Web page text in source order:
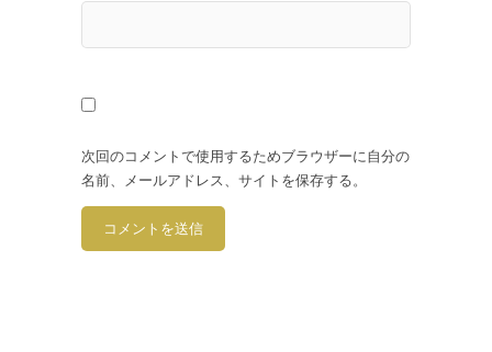
次回のコメントで使用するためブラウザーに自分の
名前、メールアドレス、サイトを保存する。